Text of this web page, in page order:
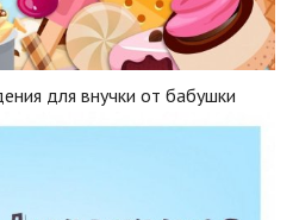
для внучки от бабушки